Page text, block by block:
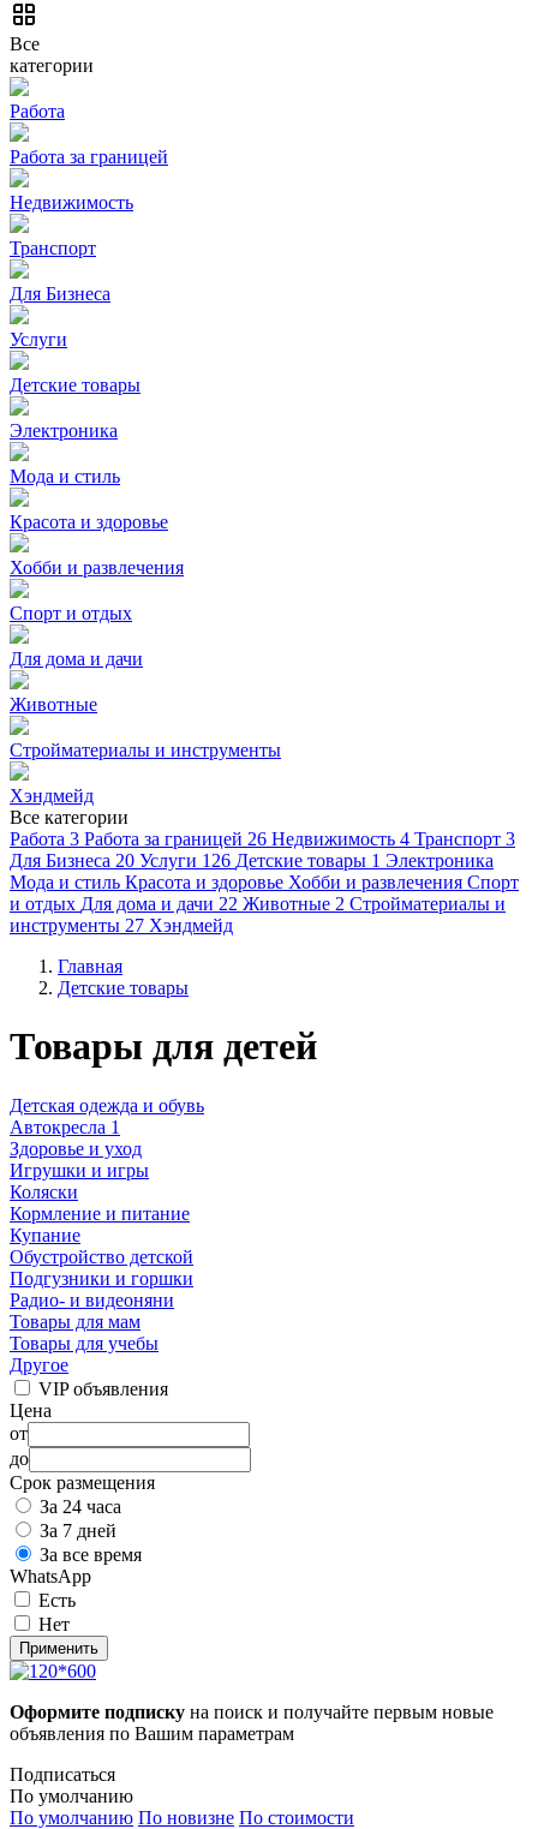
Все
категории
Работа
Работа за границей
Недвижимость
Транспорт
Для Бизнеса
Услуги
Детские товары
Электроника
Мода и стиль
Красота и здоровье
Хобби и развлечения
Спорт и отдых
Для дома и дачи
Животные
Стройматериалы и инструменты
Хэндмейд
Все категории
Работа 3 Работа за границей 26 Недвижимость 4 Транспорт 3
Для Бизнеса 20 Услуги 126 Детские товары 1 Электроника
Мода и стиль Красота и здоровье Хобби и развлечения Спорт
и отдых Для дома и дачи 22 Животные 2 Стройматериалы и
инструменты 27 Хэндмейд
Главная
Детские товары
Товары для детей
Детская одежда и обувь
Автокресла 1
Здоровье и уход
Игрушки и игры
Коляски
Кормление и питание
Купание
Обустройство детской
Подгузники и горшки
Радио- и видеоняни
Товары для мам
Товары для учебы
Другое
VIP объявления
Цена
от
до
Срок размещения
За 24 часа
За 7 дней
За все время
WhatsApp
Есть
Нет
Применить
Оформите подписку на поиск и получайте первым новые
объявления по Вашим параметрам
Подписаться
По умолчанию
По умолчанию По новизне По стоимости